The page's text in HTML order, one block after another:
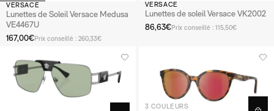
VERSACE
Lunettes de Soleil Versace Medusa
VE4467U
167,00€Prix conseillé : 260,33€
VERSACE
Lunettes de soleil Versace VK2002
86,63€Prix conseillé : 115,50€
3 COULEURS